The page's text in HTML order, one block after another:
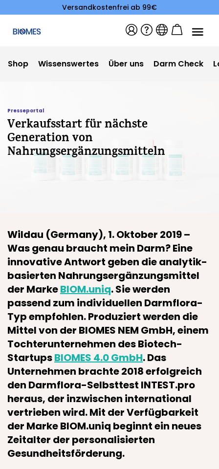
Versandkostenfrei ab 99€
Shop Wissenswertes Über uns Darm Check
Presseportal
Verkaufsstart für nächste
Generation von
Nahrungsergänzungsmitteln
Wildau (Germany), 1. Oktober 2019 –
Was genau braucht mein Darm? Eine
innovative Antwort geben die analytik-
basierten Nahrungs­ergänzungs­mittel
der MarkeBIOM.uniq. Sie werden
passend zum individuellen Darmflora-
Typ empfohlen. Produziert werden die
Mittel von der BIOMES NEM GmbH, einem
Tochterunternehmen des Biotech-
StartupsBIOMES 4.0 GmbH. Das
Unternehmen brachte 2018 erfolgreich
den Darmflora-Selbsttest INTEST.pro
heraus, der inzwischen international
vertrieben wird. Mit der Verfügbarkeit
der Marke BIOM.uniq beginnt ein neues
Zeitalter der personalisierten
Gesundheitsförderung.